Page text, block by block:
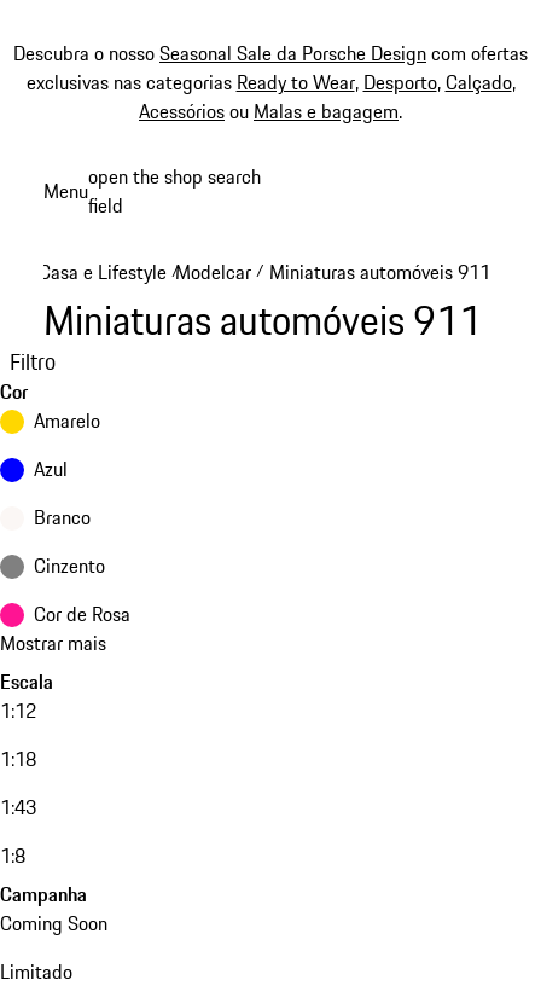
Descubra o nossoSeasonal Sale da Porsche Designcom ofertas
exclusivas nas categorias Ready to Wear, Desporto,Calçado,
Acessóriosou Malas e bagagem.
conteúdo
Menuopen the shop search
field
Casa e Lifestyle /Modelcar / Miniaturas automóveis 911
Miniaturas automóveis 911
Filtro
Cor
Amarelo
Azul
Branco
Cinzento
Cor de Rosa
Mostrar mais
Escala
1:12
1:18
1:43
1:8
Campanha
Coming Soon
Limitado